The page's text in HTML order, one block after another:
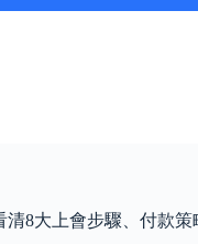
8大上會步驟、付款